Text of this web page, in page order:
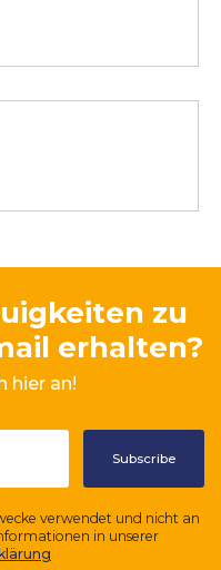
zu
erhalten?
hier an!
verwendet und nicht an
in unserer